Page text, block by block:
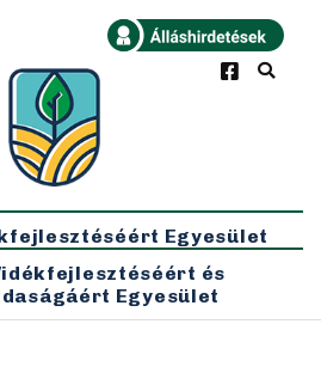
×
Egyesület
és
Egyesület